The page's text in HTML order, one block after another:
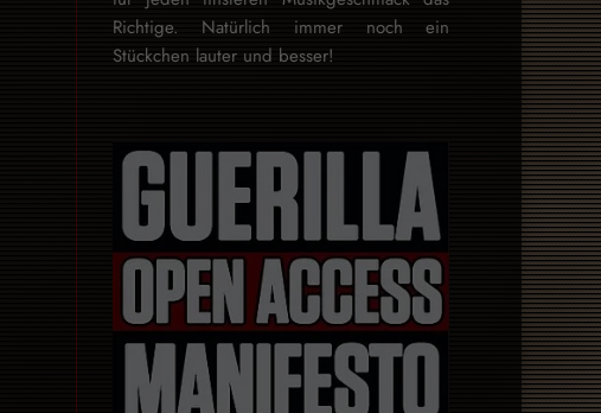
Rich­tige. Natürlich immer noch ein
Stückchen lauter und besser!